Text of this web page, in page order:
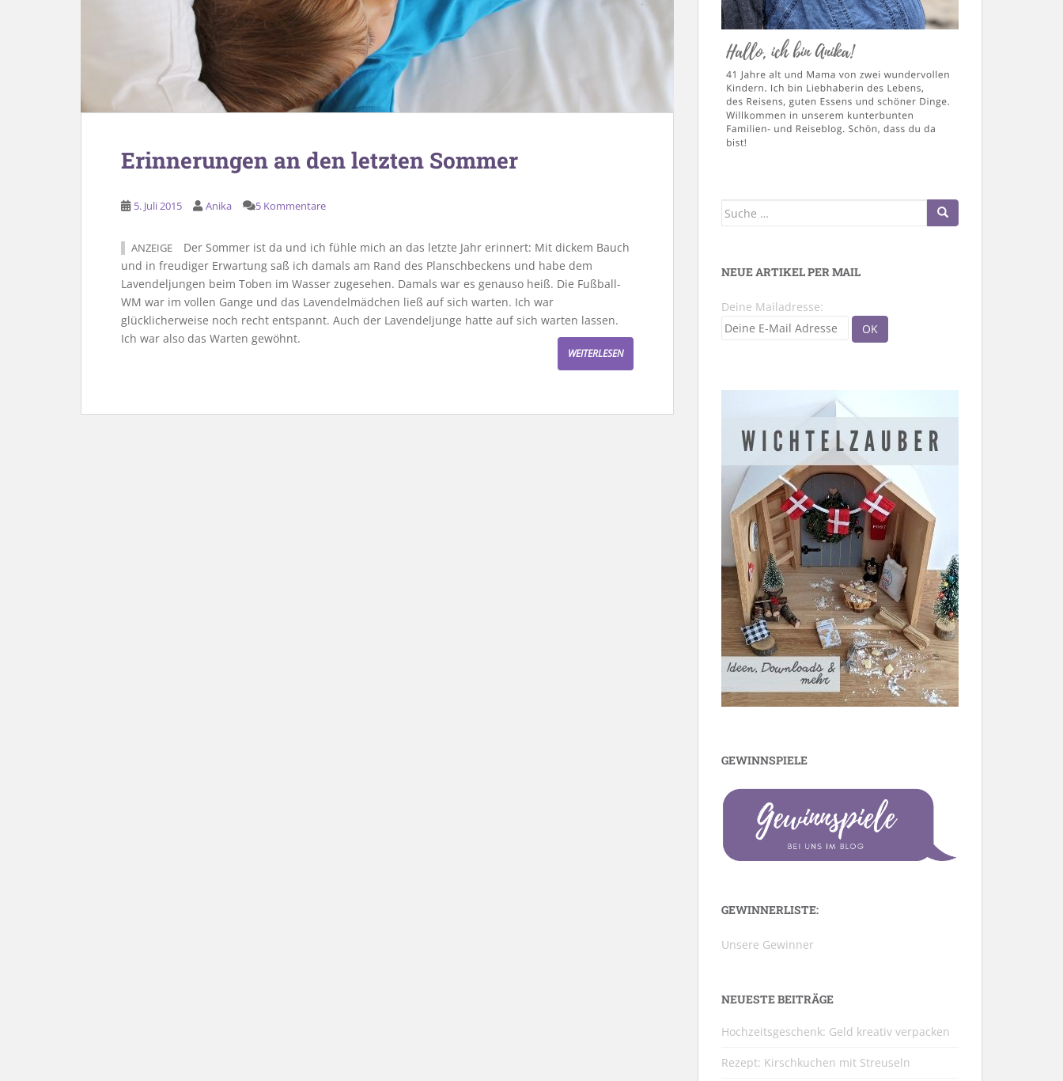
Erinnerungen an den letzten Sommer
5. Juli 2015 Anika 5 Kommentare
ANZEIGE
Der Sommer ist da und ich fühle mich an das letzte Jahr erinnert: Mit dickem Bauch
und in freudiger Erwartung saß ich damals am Rand des Planschbeckens und habe dem
Lavendeljungen beim Toben im Wasser zugesehen. Damals war es genauso heiß. Die Fußball-
WM war im vollen Gange und das Lavendelmädchen ließ auf sich warten. Ich war
glücklicherweise noch recht entspannt. Auch der Lavendeljunge hatte auf sich warten lassen.
Ich war also das Warten gewöhnt.
WEITERLESEN
Suche
NEUE ARTIKEL PER MAIL
Deine Mailadresse:
GEWINNSPIELE
GEWINNERLISTE:
Unsere Gewinner
NEUESTE BEITRÄGE
Hochzeitsgeschenk: Geld kreativ verpacken
Rezept: Kirschkuchen mit Streuseln